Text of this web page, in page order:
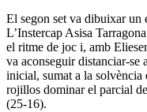
El segon set va dibuixar un
L’Instercap Asisa
el ritme de joc i, amb
va aconseguir distanciar-se
inicial, sumat a la solvència
rojillos dominar el parcial
(25-16).